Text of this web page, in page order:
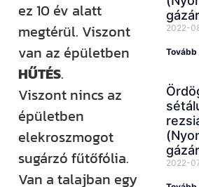
ez 10 év alatt
megtérül. Viszont
van az épületben
HŰTÉS.
Viszont nincs az
épületben
elekroszmogot
sugárzó fűtőfólia.
Van a talajban egy
2022-
Tovább
2022-